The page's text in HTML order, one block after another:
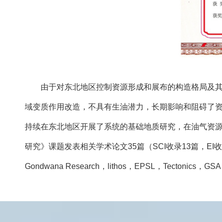
由于对东北地区控制资源形成和展布的构造格局及
域变质作用改造，不具有生油潜力，长期影响和阻碍了
持续在东北地区开展了系统的基础地质研究，在油气资
研究》课题发表相关学术论文35篇（SCI收录13篇，EI
Gondwana Research，lithos，EPSL，Tectonics，